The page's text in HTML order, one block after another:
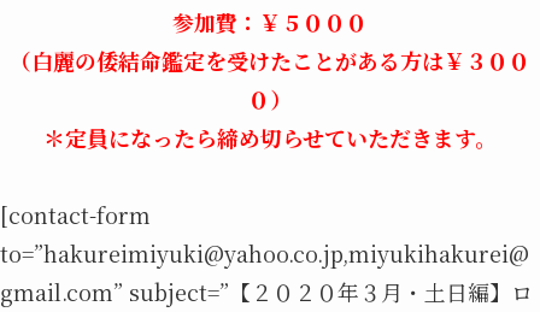
参加費：￥５０００
（白麗の倭結命鑑定を受けたことがある方は￥３００
０）
＊定員になったら締め切らせていただきます。
[contact-form
to=”hakureimiyuki@yahoo.co.jp,miyukihakurei@
gmail.com” subject=”【２０２０年３月・土日編】ロ